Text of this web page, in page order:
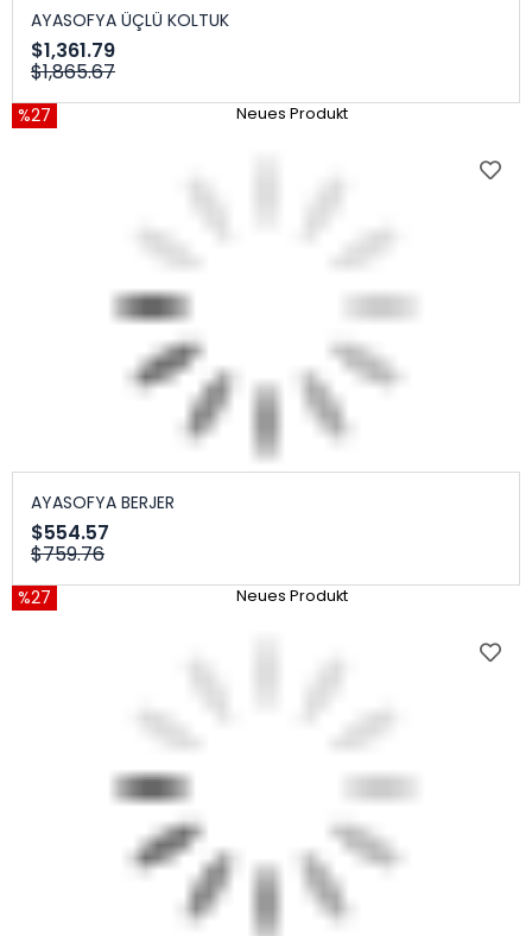
AYASOFYA ÜÇLÜ KOLTUK
$1,361.79
$1,865.67
%27 Neues Produkt
AYASOFYA BERJER
$554.57
$759.76
%27 Neues Produkt